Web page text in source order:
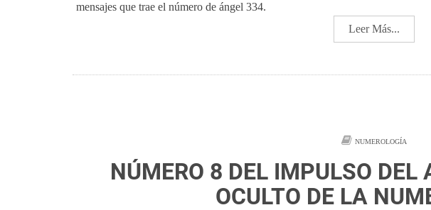
mensajes que trae el número de ángel 334.
Leer Más...
NUMEROLOGÍA
NÚMERO 8 DEL IMPULSO
OCULTO DE LA